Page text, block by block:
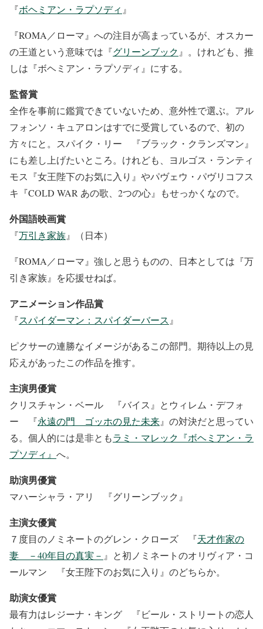
『ボヘミアン・ラプソディ 』
『ROMA／ローマ』への注目が高まっているが、オスカー
の王道という意味では『グリーンブック 』。けれども、推
しは『ボヘミアン・ラプソディ』にする。
監督賞
全作を事前に鑑賞できていないため、意外性で選ぶ。アル
フォンソ・キュアロンはすでに受賞しているので、初の
方々にと。スパイク・リー 『ブラック・クランズマン』
にも差し上げたいところ。けれども、ヨルゴス・ランティ
モス『女王陛下のお気に入り』やパヴェウ・パヴリコフス
キ『COLD WAR あの歌、2つの心』もせっかくなので。
外国語映画賞
『万引き家族』（日本）
『ROMA／ローマ』強しと思うものの、日本としては『万
引き家族』を応援せねば。
アニメーション作品賞
『スパイダーマン：スパイダーバース 』
ピクサーの連勝なイメージがあるこの部門。期待以上の見
応えがあったこの作品を推す。
主演男優賞
クリスチャン・ベール 『バイス』とウィレム・デフォ
ー 『永遠の門 ゴッホの見た未来』の対決だと思ってい
る。個人的には是非ともラミ・マレック『ボヘミアン・ラ
プソディ』 へ。
助演男優賞
マハーシャラ・アリ 『グリーンブック』
主演女優賞
７度目のノミネートのグレン・クローズ 『天才作家の
妻 －40年目の真実－ 』と初ノミネートのオリヴィア・コ
ールマン 『女王陛下のお気に入り』のどちらか。
助演女優賞
最有力はレジーナ・キング 『ビール・ストリートの恋人